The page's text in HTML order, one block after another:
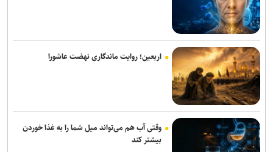
تقویم آموزشی نیمسال اول دانشگاه خوارزمی اعلام شد
اربعین تجلی قدرت هویت‌بخش تمدن اسلامی و دست نصرت الهی در
آخرالزمان است
راهکارهای علمی مقابله با اضطراب در شرایط جنگی از زبان استاد تمام
رشته روانشناسی بالینی
اربعین؛ روایت ماندگاری نهضت عاشورا
وقتی آب هم می‌تواند میل شما را به غذا خوردن
بیشتر کند